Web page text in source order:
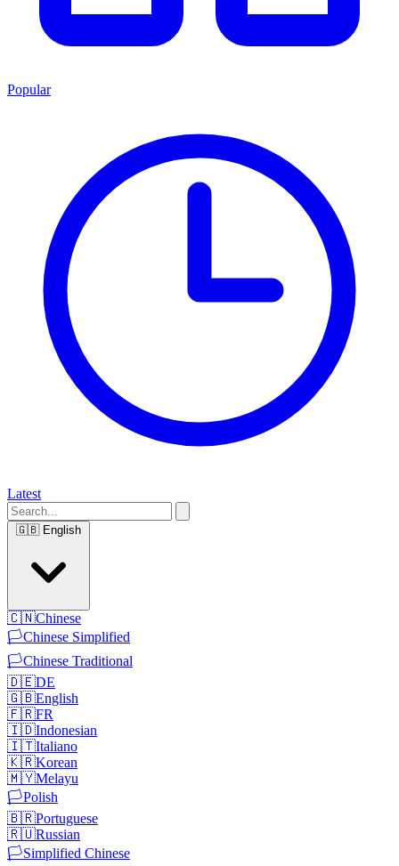
Popular
Latest
🇬🇧 English
🇨🇳Chinese
🏳️Chinese Simplified
🏳️Chinese Traditional
🇩🇪DE
🇬🇧English
🇫🇷FR
🇮🇩Indonesian
🇮🇹Italiano
🇰🇷Korean
🇲🇾Melayu
🏳️Polish
🇧🇷Portuguese
🇷🇺Russian
🏳️Simplified Chinese